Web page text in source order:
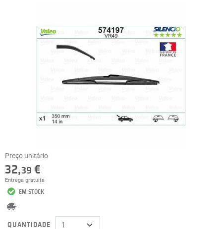
Preço unitário
32,39 €
Entrega gratuita
EM STOCK
QUANTIDADE